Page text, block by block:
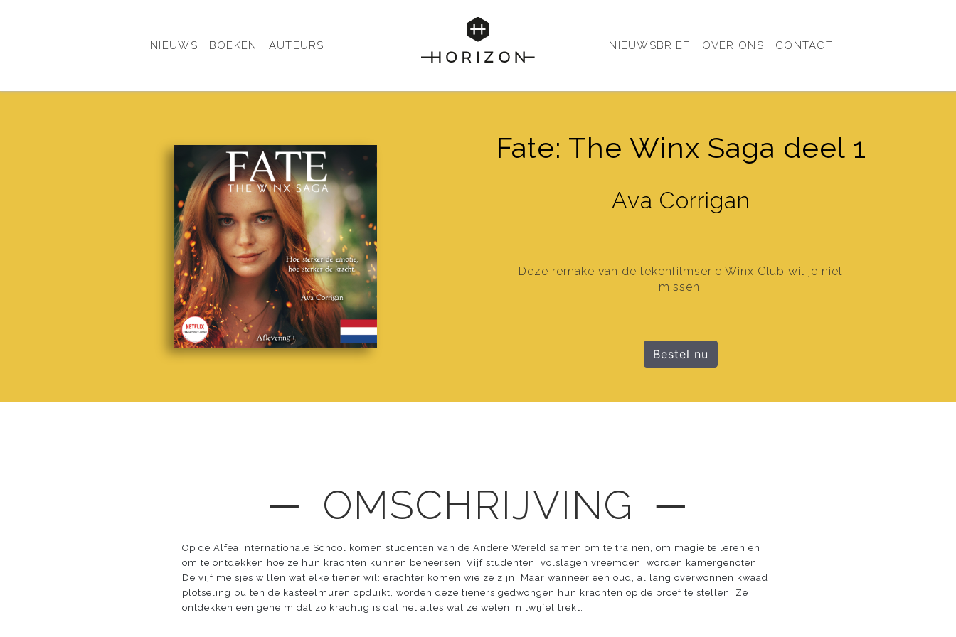
NIEUWS BOEKEN AUTEURS NIEUWSBRIEF OVER ONS CONTACT
Fate: The Winx Saga deel 1
Ava Corrigan
Deze remake van de tekenfilmserie Winx Club wil je niet
missen!
Bestel nu
─ OMSCHRIJVING ─
Op de Alfea Internationale School komen studenten van de Andere Wereld samen om te trainen, om magie te leren en
om te ontdekken hoe ze hun krachten kunnen beheersen. Vijf studenten, volslagen vreemden, worden kamergenoten.
De vijf meisjes willen wat elke tiener wil: erachter komen wie ze zijn. Maar wanneer een oud, al lang overwonnen kwaad
plotseling buiten de kasteelmuren opduikt, worden deze tieners gedwongen hun krachten op de proef te stellen. Ze
ontdekken een geheim dat zo krachtig is dat het alles wat ze weten in twijfel trekt.